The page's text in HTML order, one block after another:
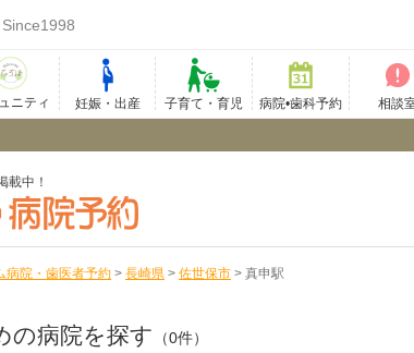
ニティ 妊娠・出産 子育て・育児 病院•歯科予約 相談
載中！
病院・歯医者予約 > 長崎県 > 佐世保市 > 真申駅
の病院を探す （0件）